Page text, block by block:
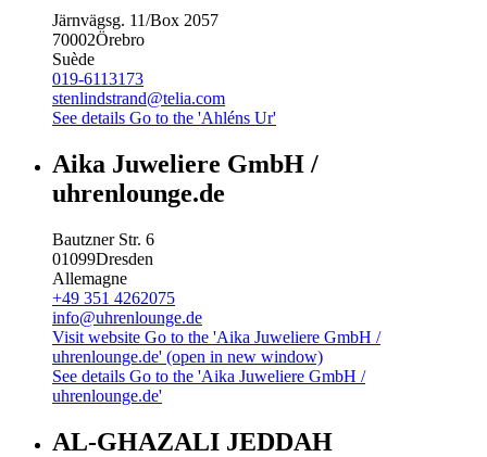
Järnvägsg. 11/Box 2057
70002Örebro
Suède
019-6113173
stenlindstrand@telia.com
See details Go to the 'Ahléns Ur'
Aika Juweliere GmbH /
uhrenlounge.de
Bautzner Str. 6
01099Dresden
Allemagne
+49 351 4262075
info@uhrenlounge.de
Visit website Go to the 'Aika Juweliere GmbH /
uhrenlounge.de' (open in new window)
See details Go to the 'Aika Juweliere GmbH /
uhrenlounge.de'
AL-GHAZALI JEDDAH